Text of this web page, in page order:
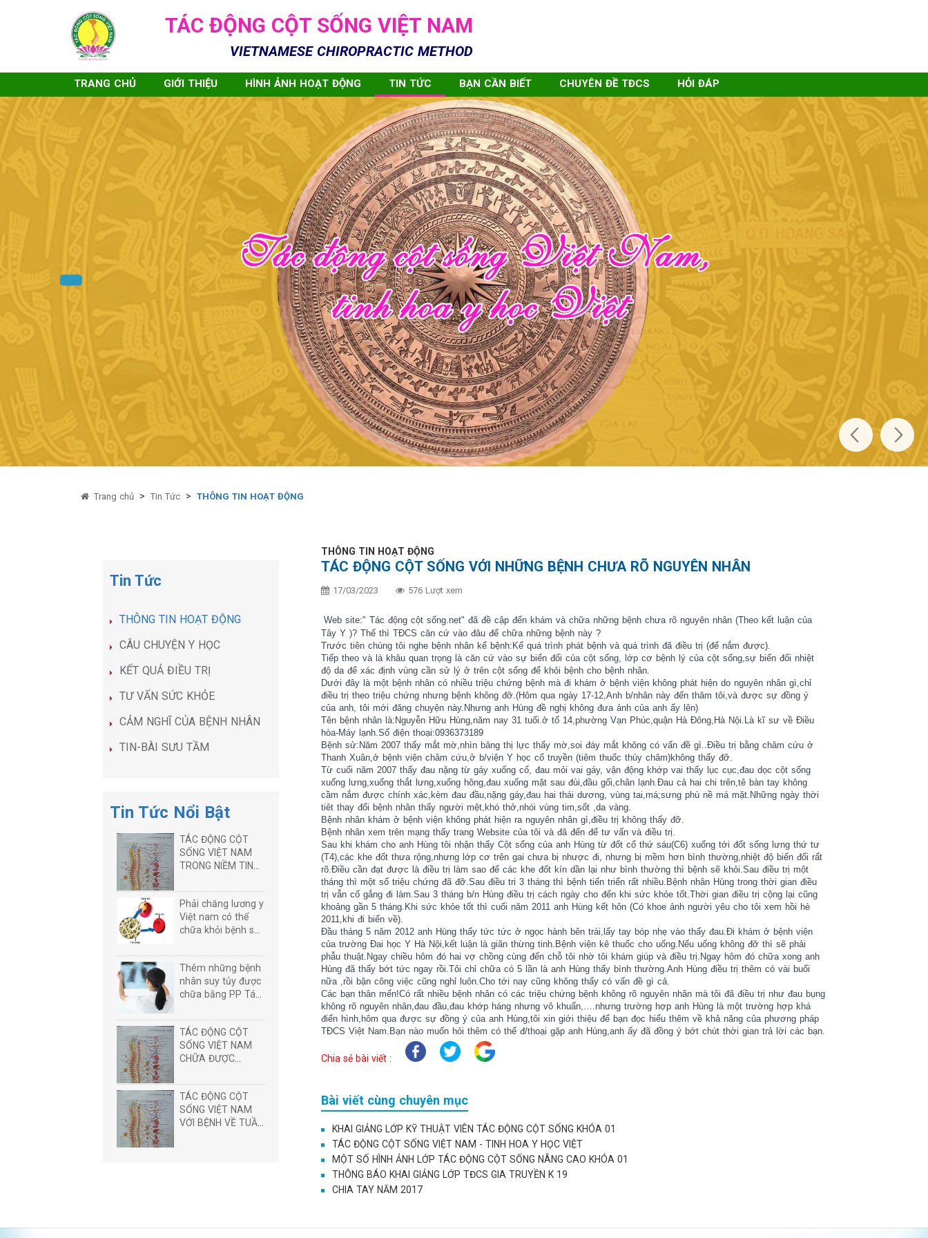
TÁC ĐỘNG CỘT SỐNG VIỆT NAM
VIETNAMESE CHIROPRACTIC METHOD
TRANG CHỦ GIỚI THIỆU HÌNH ẢNH HOẠT ĐỘNG TIN TỨC BẠN CẦN BIẾT CHUYÊN ĐỀ TĐCS HỎI ĐÁP
Trang chủ > Tin Tức > THÔNG TIN HOẠT ĐỘNG
Tin Tức
THÔNG TIN HOẠT ĐỘNG
CÂU CHUYỆN Y HỌC
KẾT QUẢ ĐIỀU TRỊ
TƯ VẤN SỨC KHỎE
CẢM NGHĨ CỦA BỆNH NHÂN
TIN-BÀI SƯU TẦM
Tin Tức Nổi Bật
TÁC ĐỘNG CỘT
SỐNG VIỆT NAM
TRONG NIỀM TIN
Phải chăng lương y
Việt nam có thể
chữa khỏi bệnh suy
Thêm những bệnh
nhân suy tủy được
chữa bằng PP Tác
TÁC ĐỘNG CỘT
SỐNG VIỆT NAM
CHỮA ĐƯỢC
TÁC ĐỘNG CỘT
SỐNG VIỆT NAM
VỚI BỆNH VỀ TUẦN
THÔNG TIN HOẠT ĐỘNG
TÁC ĐỘNG CỘT SỐNG VỚI NHỮNG BỆNH CHƯA RÕ NGUYÊN NHÂN
17/03/2023 576 Lượt xem
Web site:" Tác động cột sống.net" đã đề cập đến khám và chữa những bệnh chưa rõ nguyên nhân (Theo kết luận của
Tây Y )? Thế thì TĐCS căn cứ vào đâu để chữa những bệnh này ?
Trước tiên chúng tôi nghe bệnh nhân kể bệnh:Kể quá trình phát bệnh và quá trình đã điều trị (để nắm được).
Tiếp theo và là khâu quan trọng là căn cứ vào sự biến đổi của cột sống, lớp cơ bệnh lý của cột sống,sự biến đổi nhiệt
độ da để xác định vùng cần sử lý ở trên cột sống để khỏi bệnh cho bệnh nhân.
Dưới đây là một bệnh nhân có nhiều triệu chứng bệnh mà đi khám ở bệnh viện không phát hiện do nguyên nhân gì,chỉ
điều trị theo triệu chứng nhưng bệnh không đỡ.(Hôm qua ngày 17-12,Anh b/nhân này đến thăm tôi,và được sự đồng ý
của anh, tôi mới đăng chuyện này.Nhưng anh Hùng đề nghị không đưa ảnh của anh ấy lên)
Tên bệnh nhân là:Nguyễn Hữu Hùng,năm nay 31 tuổi.ở tổ 14,phường Vạn Phúc,quận Hà Đông,Hà Nội.Là kĩ sư về Điều
hòa-Máy lạnh.Số điện thoại:0936373189
Bệnh sử:Năm 2007 thấy mắt mờ,nhìn bảng thị lực thấy mờ,soi đáy mắt không có vấn đề gì..Điều trị bằng châm cứu ở
Thanh Xuân,ở bệnh viện châm cứu,ở b/viện Y học cổ truyền (tiêm thuốc thủy châm)không thấy đỡ.
Từ cuối năm 2007 thấy đau nặng từ gáy xuống cổ, đau mỏi vai gáy, vận động khớp vai thấy lục cục,đau dọc cột sống
xuống lưng,xuống thắt lưng,xuống hông,đau xuống mặt sau đùi,đầu gối,chân lạnh.Đau cả hai chi trên,tê bàn tay không
cầm nắm được chính xác,kèm đau đầu,nặng gáy,đau hai thái dương, vùng tai,má;sưng phù nề má mặt.Những ngày thời
tiêt thay đổi bệnh nhân thấy người mệt,khó thở,nhói vùng tim,sốt ,da vàng.
Bệnh nhân khám ở bệnh viện không phát hiện ra nguyên nhân gì,điều trị không thấy đỡ.
Bệnh nhân xem trên mạng thấy trang Website của tôi và đã đến để tư vấn và điều trị.
Sau khi khám cho anh Hùng tôi nhận thấy Cột sống của anh Hùng từ đốt cổ thứ sáu(C6) xuống tới đốt sống lưng thứ tư
(T4),các khe đốt thưa rộng,nhưng lớp cơ trên gai chưa bị nhược đi, nhưng bị mềm hơn bình thường,nhiệt độ biến đổi rất
rõ.Điều cần đạt được là điều trị làm sao để các khe đốt kín dần lại như bình thường thì bệnh sẽ khỏi.Sau điều trị một
tháng thì một số triệu chứng đã đỡ.Sau điều tri 3 tháng thì bệnh tiến triển rất nhiều.Bệnh nhân Hùng trong thời gian điều
trị vẫn cố gắng đi làm.Sau 3 tháng b/n Hùng điều trị cách ngày cho đến khi sức khỏe tốt.Thời gian điều trị cộng lại cũng
khoảng gần 5 tháng.Khi sức khỏe tốt thì cuối năm 2011 anh Hùng kết hôn (Có khoe ảnh người yêu cho tôi xem hồi hè
2011,khi đi biển về).
Đầu tháng 5 năm 2012 anh Hùng thấy tức tức ở ngọc hành bên trái,lấy tay bóp nhẹ vào thấy đau.Đi khám ở bệnh viện
của trường Đai học Y Hà Nội,kết luận là giãn thừng tinh.Bệnh viện kê thuốc cho uống.Nếu uống không đỡ thì sẽ phải
phẫu thuật.Ngay chiều hôm đó hai vợ chồng cùng đến chỗ tôi nhờ tôi khám giúp và điều trị.Ngay hôm đó chữa xong anh
Hùng đã thấy bớt tức ngay rồi.Tôi chỉ chữa có 5 lần là anh Hùng thấy bình thường.Anh Hùng điều trị thêm có vài buổi
nữa ,rồi bận công việc cũng nghỉ luôn.Cho tới nay cũng không thấy có vấn đề gì cả.
Các bạn thân mến!Có rất nhiều bệnh nhân có các triệu chứng bệnh không rõ nguyên nhân mà tôi đã điều trị như đau bụng
không rõ nguyên nhân,đau đầu,đau khớp háng nhưng vô khuẩn,….nhưng trường hợp anh Hùng là một trường hợp khá
điển hình,hôm qua được sự đồng ý của anh Hùng,tôi xin giới thiệu để bạn đọc hiểu thêm về khả năng của phương pháp
TĐCS Việt Nam.Bạn nào muốn hỏi thêm có thể đ/thoại gặp anh Hùng,anh ấy đã đồng ý bớt chút thời gian trả lời các bạn.
Chia sẻ bài viết :
Bài viết cùng chuyên mục
KHAI GIẢNG LỚP KỸ THUẬT VIÊN TÁC ĐỘNG CỘT SỐNG KHÓA 01
TÁC ĐỘNG CỘT SỐNG VIỆT NAM - TINH HOA Y HỌC VIỆT
MỘT SỐ HÌNH ẢNH LỚP TÁC ĐỘNG CỘT SỐNG NÂNG CAO KHÓA 01
THÔNG BÁO KHAI GIẢNG LỚP TĐCS GIA TRUYỀN K 19
CHIA TAY NĂM 2017